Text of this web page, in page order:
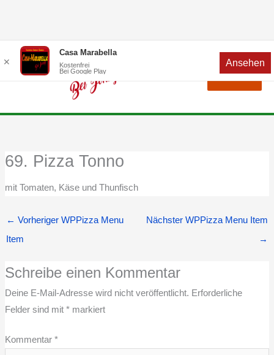
Inhalt
Menü
69. Pizza Tonno
mit Tomaten, Käse und Thunfisch
← Vorheriger WPPizza Menu
Item
Nächster WPPizza Menu Item
→
Schreibe einen Kommentar
Deine E-Mail-Adresse wird nicht veröffentlicht. Erforderliche
Felder sind mit *markiert
Kommentar *
✕
Casa Marabella
Kostenfrei
Bei Google Play
Ansehen